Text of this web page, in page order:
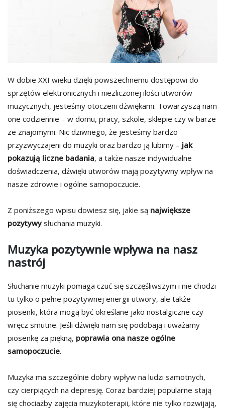
W dobie XXI wieku dzięki powszechnemu dostępowi do
sprzętów elektronicznych i niezliczonej ilości utworów
muzycznych, jesteśmy otoczeni dźwiękami. Towarzyszą nam
one codziennie – w domu, pracy, szkole, sklepie czy w barze
ze znajomymi. Nic dziwnego, że jesteśmy bardzo
przyzwyczajeni do muzyki oraz bardzo ją lubimy – jak
pokazują liczne badania, a także nasze indywidualne
doświadczenia, dźwięki utworów mają pozytywny wpływ na
nasze zdrowie i ogólne samopoczucie.
Z poniższego wpisu dowiesz się, jakie są największe
pozytywysłuchania muzyki.
Muzyka pozytywnie wpływa na nasz
nastrój
Słuchanie muzyki pomaga czuć się szczęśliwszym i nie chodzi
tu tylko o pełne pozytywnej energii utwory, ale także
piosenki, która mogą być określane jako nostalgiczne czy
wręcz smutne. Jeśli dźwięki nam się podobają i uważamy
piosenkę za piękną, poprawia ona nasze ogólne
samopoczucie.
Muzyka ma szczególnie dobry wpływ na ludzi samotnych,
czy cierpiących na depresję. Coraz bardziej popularne stają
się chociażby zajęcia muzykoterapii, które nie tylko rozwijają,